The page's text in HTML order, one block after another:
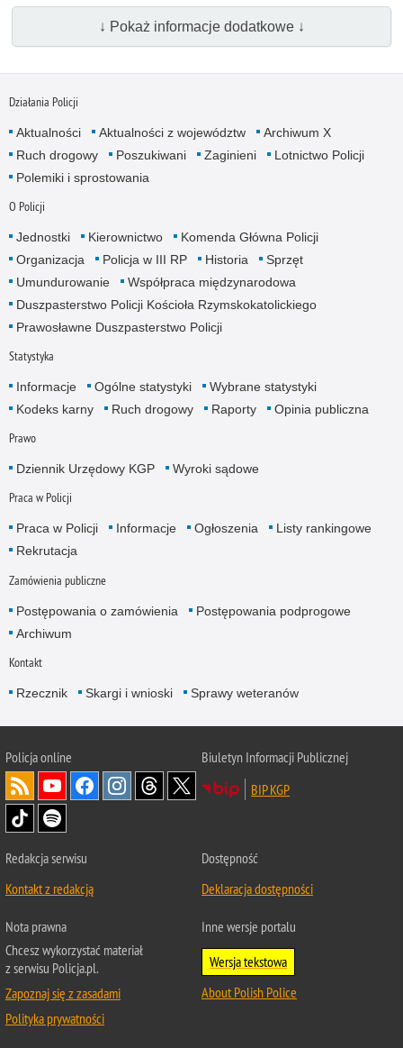
↓ Pokaż informacje dodatkowe ↓
Działania Policji
Aktualności Aktualności z województw
Archiwum X
Ruch drogowy
Poszukiwani Zaginieni
Lotnictwo Policji
Polemiki i sprostowania
O Policji
Jednostki Kierownictwo
Komenda Główna Policji
Organizacja
Policja w III RP Historia
Sprzęt
Umundurowanie
Współpraca międzynarodowa
Duszpasterstwo Policji Kościoła Rzymskokatolickiego
Prawosławne Duszpasterstwo Policji
Statystyka
Informacje Ogólne statystyki
Wybrane statystyki
Kodeks karny
Ruch drogowy Raporty Opinia publiczna
Prawo
Dziennik Urzędowy KGP Wyroki sądowe
Praca w Policji
Praca w Policji Informacje Ogłoszenia
Listy rankingowe
Rekrutacja
Zamówienia publiczne
Postępowania o zamówienia
Postępowania podprogowe
Archiwum
Kontakt
Rzecznik Skargi i wnioski Sprawy weteranów
Policjaonline
Biuletyn Informacji Publicznej
BIP KGP
Redakcja serwisu
Kontakt z redakcją
Dostępność
Deklaracja dostępności
Nota prawna
Chcesz wykorzystać materiał
z serwisu Policja.pl.
Zapoznaj się z zasadami
Polityka prywatności
Inne wersje portalu
Wersja tekstowa
About Polish Police